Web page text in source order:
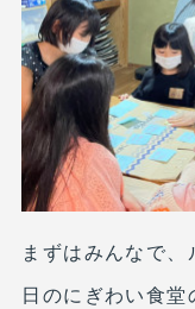
まずはみんなで、
日のにぎわい食